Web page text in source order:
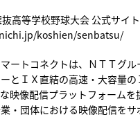
抜高等学校野球大会 公式サイト
koshien/senbatsu/
ートコネクトは、ＮＴＴグル
とＩＸ直結の高速・大容量の
映像配信プラットフォーム
・団体における映像配信をサ